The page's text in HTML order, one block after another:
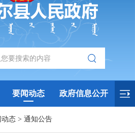
要闻动态 政府信息公开
政府数据
动态 >通知公告